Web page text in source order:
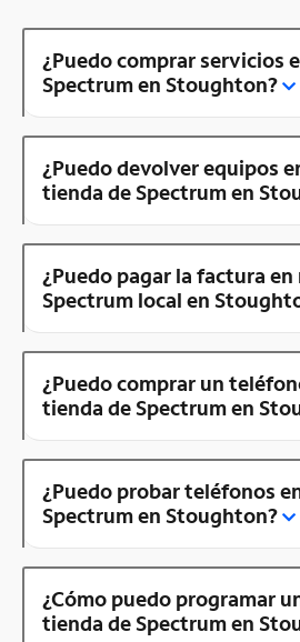
¿Puedo comprar servicios
Spectrum en Stoughton?
¿Puedo devolver equipos
tienda de Spectrum en
¿Puedo pagar la factura
Spectrum local en
¿Puedo comprar un
tienda de Spectrum en
¿Puedo probar teléfonos
Spectrum en Stoughton?
¿Cómo puedo programar
tienda de Spectrum en